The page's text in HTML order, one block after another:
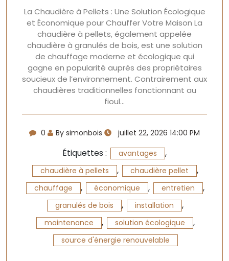
La Chaudière à Pellets : Une Solution Écologique
et Économique pour Chauffer Votre Maison La
chaudière à pellets, également appelée
chaudière à granulés de bois, est une solution
de chauffage moderne et écologique qui
gagne en popularité auprès des propriétaires
soucieux de l’environnement. Contrairement aux
chaudières traditionnelles fonctionnant au
fioul…
0 By simonbois juillet 22, 2026 14:00 PM
Étiquettes : avantages ,
chaudière à pellets , chaudière pellet ,
chauffage , économique , entretien ,
granulés de bois , installation ,
maintenance , solution écologique ,
source d'énergie renouvelable